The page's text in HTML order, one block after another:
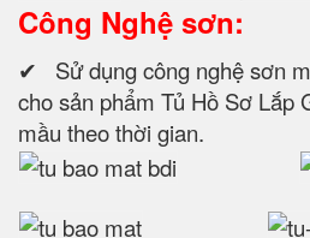
Công Nghệ sơn:
✔ Sử dụng công nghệ sơn
cho sản phẩm Tủ Hồ Sơ Lắp
mầu theo thời gian.